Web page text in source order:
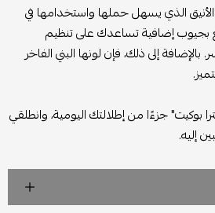
الذي يسهل حملها واستخدامها في
بجيوب إضافية تساعدك على تنظيم
إلى ذلك، فإن لونها البني الفاخر
بوكيت" جزءًا من إطلالتك اليومية، وانطلقي
إليه.